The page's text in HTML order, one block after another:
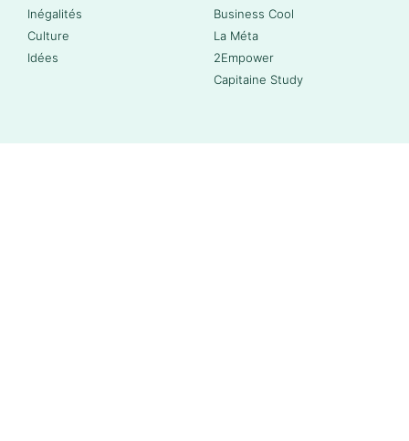
Inégalités
Culture
Idées
Business Cool
La Méta
2Empower
Capitaine Study